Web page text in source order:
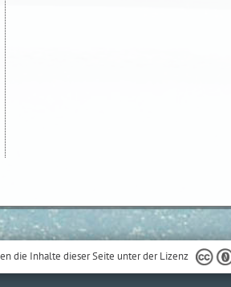
die Inhalte dieser Seite unter der Lizenz